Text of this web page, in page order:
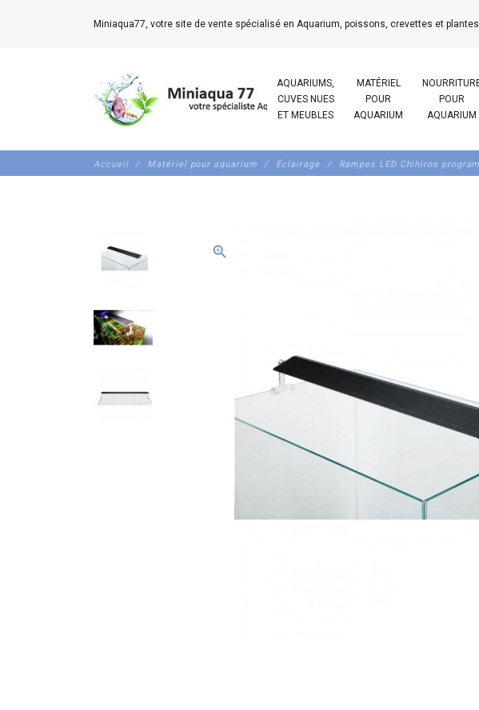
Miniaqua77, votre site de vente spécialisé en Aquarium, poissons, crevettes et plantes
AQUARIUMS,
CUVES NUES
ET MEUBLES
MATÉRIEL
POUR
AQUARIUM
POUR
AQUARIUM
Accueil Matériel pour aquarium Éclairage Rampes LED Chihiros
zoom_in